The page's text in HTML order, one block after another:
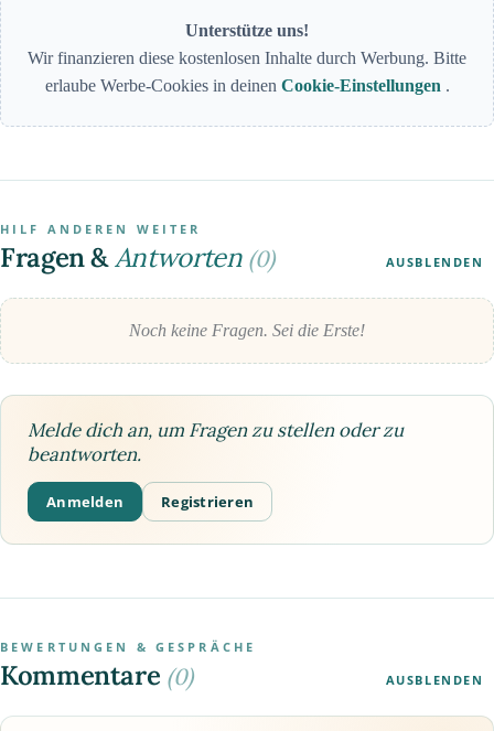
Unterstütze uns!
Wir finanzieren diese kostenlosen Inhalte durch Werbung. Bitte
erlaube Werbe-Cookies in deinen Cookie-Einstellungen .
HILF ANDEREN WEITER
Fragen &Antworten (0) AUSBLENDEN
Noch keine Fragen. Sei die Erste!
Melde dich an, um Fragen zu stellen oder zu
beantworten.
Anmelden Registrieren
BEWERTUNGEN & GESPRÄCHE
Kommentare (0) AUSBLENDEN